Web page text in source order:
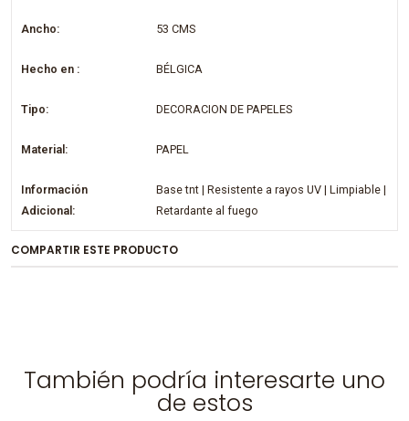
Ancho: 53 CMS
Hecho en : BÉLGICA
Tipo: DECORACION DE PAPELES
Material: PAPEL
Información
Adicional:
Base tnt | Resistente a rayos UV | Limpiable |
Retardante al fuego
COMPARTIR ESTE PRODUCTO
También podría interesarte uno
de estos